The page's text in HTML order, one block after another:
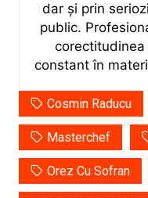
dar și prin
public.
constant în
Cosmin Raducu
Masterchef
Orez Cu Sofran